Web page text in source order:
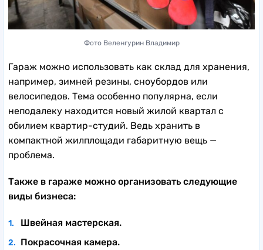
Фото Веленгурин Владимир
Гараж можно использовать как склад для хранения,
например, зимней резины, сноубордов или
велосипедов. Тема особенно популярна, если
неподалеку находится новый жилой квартал с
обилием квартир-студий. Ведь хранить в
компактной жилплощади габаритную вещь —
проблема.
Также в гараже можно организовать следующие
виды бизнеса:
Швейная мастерская.
Покрасочная камера.